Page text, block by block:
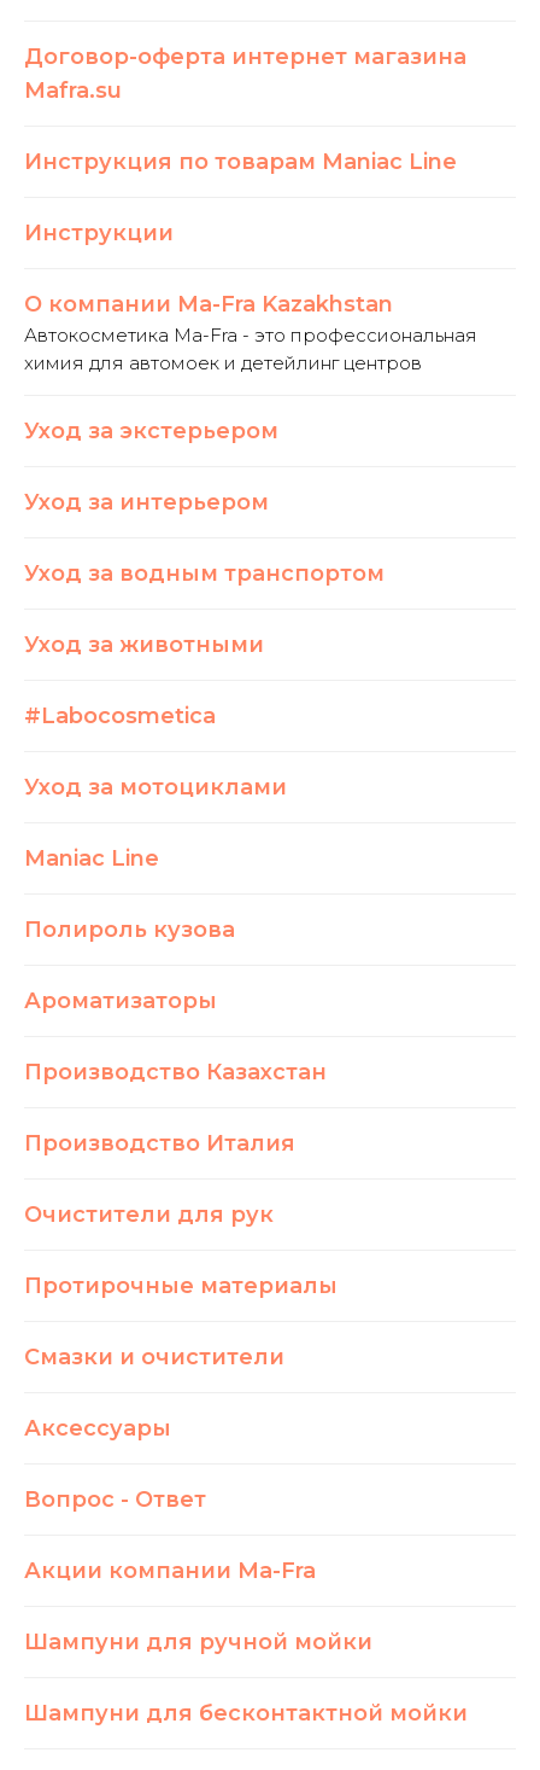
Договор-оферта интернет магазина
Mafra.su
Инструкция по товарам Maniac Line
Инструкции
О компании Ma-Fra Kazakhstan
Автокосметика Ma-Fra - это профессиональная
химия для автомоек и детейлинг центров
Уход за экстерьером
Уход за интерьером
Уход за водным транспортом
Уход за животными
#Labocosmetica
Уход за мотоциклами
Maniac Line
Полироль кузова
Ароматизаторы
Производство Казахстан
Производство Италия
Очистители для рук
Протирочные материалы
Смазки и очистители
Аксессуары
Вопрос - Ответ
Акции компании Ma-Fra
Шампуни для ручной мойки
Шампуни для бесконтактной мойки